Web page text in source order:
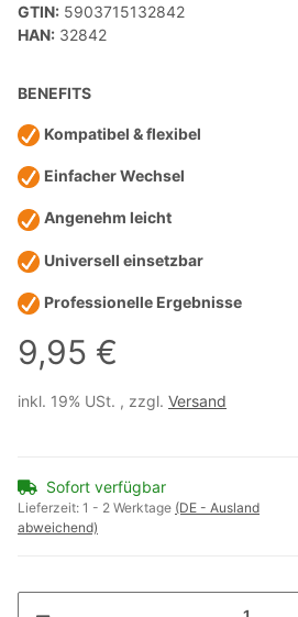
GTIN: 5903715132842
HAN: 32842
BENEFITS
Kompatibel & flexibel
Einfacher Wechsel
Angenehm leicht
Universell einsetzbar
Professionelle Ergebnisse
9,95 €
inkl. 19% USt. , zzgl. Versand
Sofort verfügbar
Lieferzeit: 1 - 2 Werktage (DE - Ausland
abweichend)